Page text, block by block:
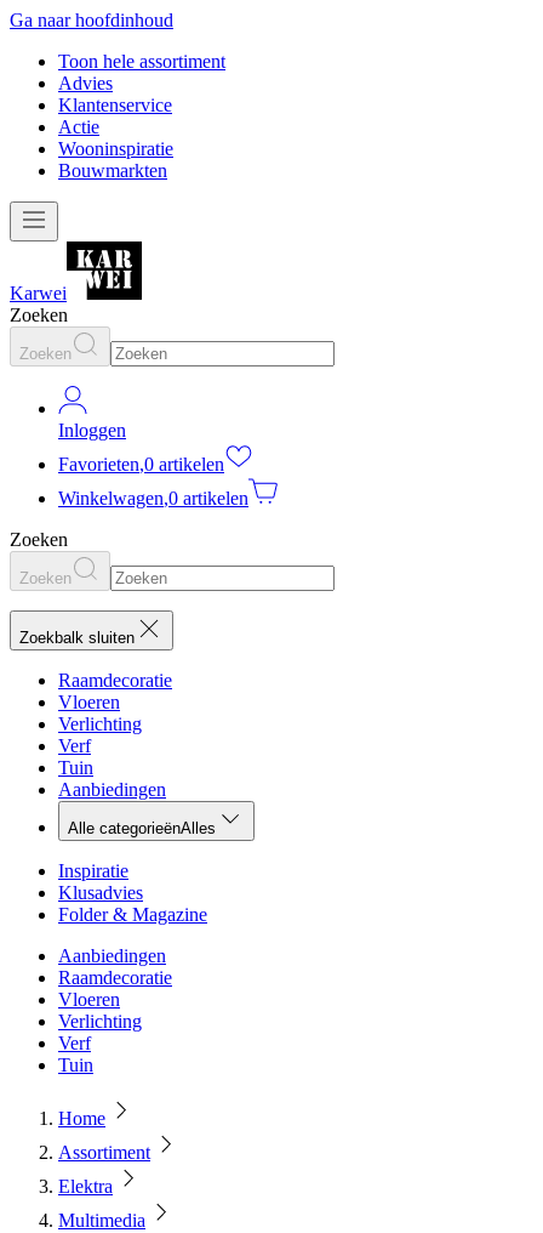
Ga naar hoofdinhoud
Toon hele assortiment
Advies
Klantenservice
Actie
Wooninspiratie
Bouwmarkten
Karwei
Zoeken
Zoeken
Inloggen
Favorieten,0 artikelen
Winkelwagen,0 artikelen
Zoeken
Zoeken
Zoekbalk sluiten
Raamdecoratie
Vloeren
Verlichting
Verf
Tuin
Aanbiedingen
Alle categorieënAlles
Inspiratie
Klusadvies
Folder & Magazine
Aanbiedingen
Raamdecoratie
Vloeren
Verlichting
Verf
Tuin
Home
Assortiment
Elektra
Multimedia